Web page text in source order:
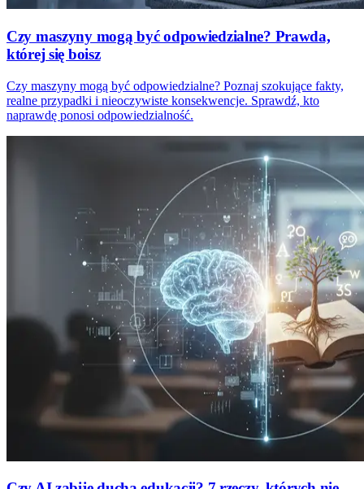
Czy maszyny mogą być odpowiedzialne? Prawda,
której się boisz
Czy maszyny mogą być odpowiedzialne? Poznaj szokujące fakty,
realne przypadki i nieoczywiste konsekwencje. Sprawdź, kto
naprawdę ponosi odpowiedzialność.